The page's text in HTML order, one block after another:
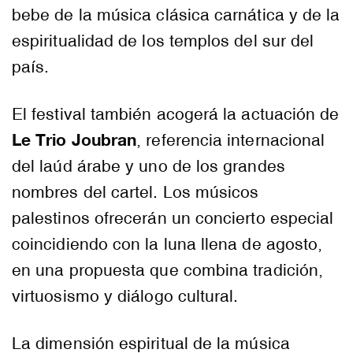
bebe de la música clásica carnática y de la
espiritualidad de los templos del sur del
país.
El festival también acogerá la actuación de
Le Trio Joubran, referencia internacional
del laúd árabe y uno de los grandes
nombres del cartel. Los músicos
palestinos ofrecerán un concierto especial
coincidiendo con la luna llena de agosto,
en una propuesta que combina tradición,
virtuosismo y diálogo cultural.
La dimensión espiritual de la música